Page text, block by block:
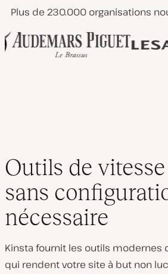
Plus de 230.000 organisations
Outils de
sans
nécessaire
Kinsta fournit les outils modernes
qui rendent votre site à but non